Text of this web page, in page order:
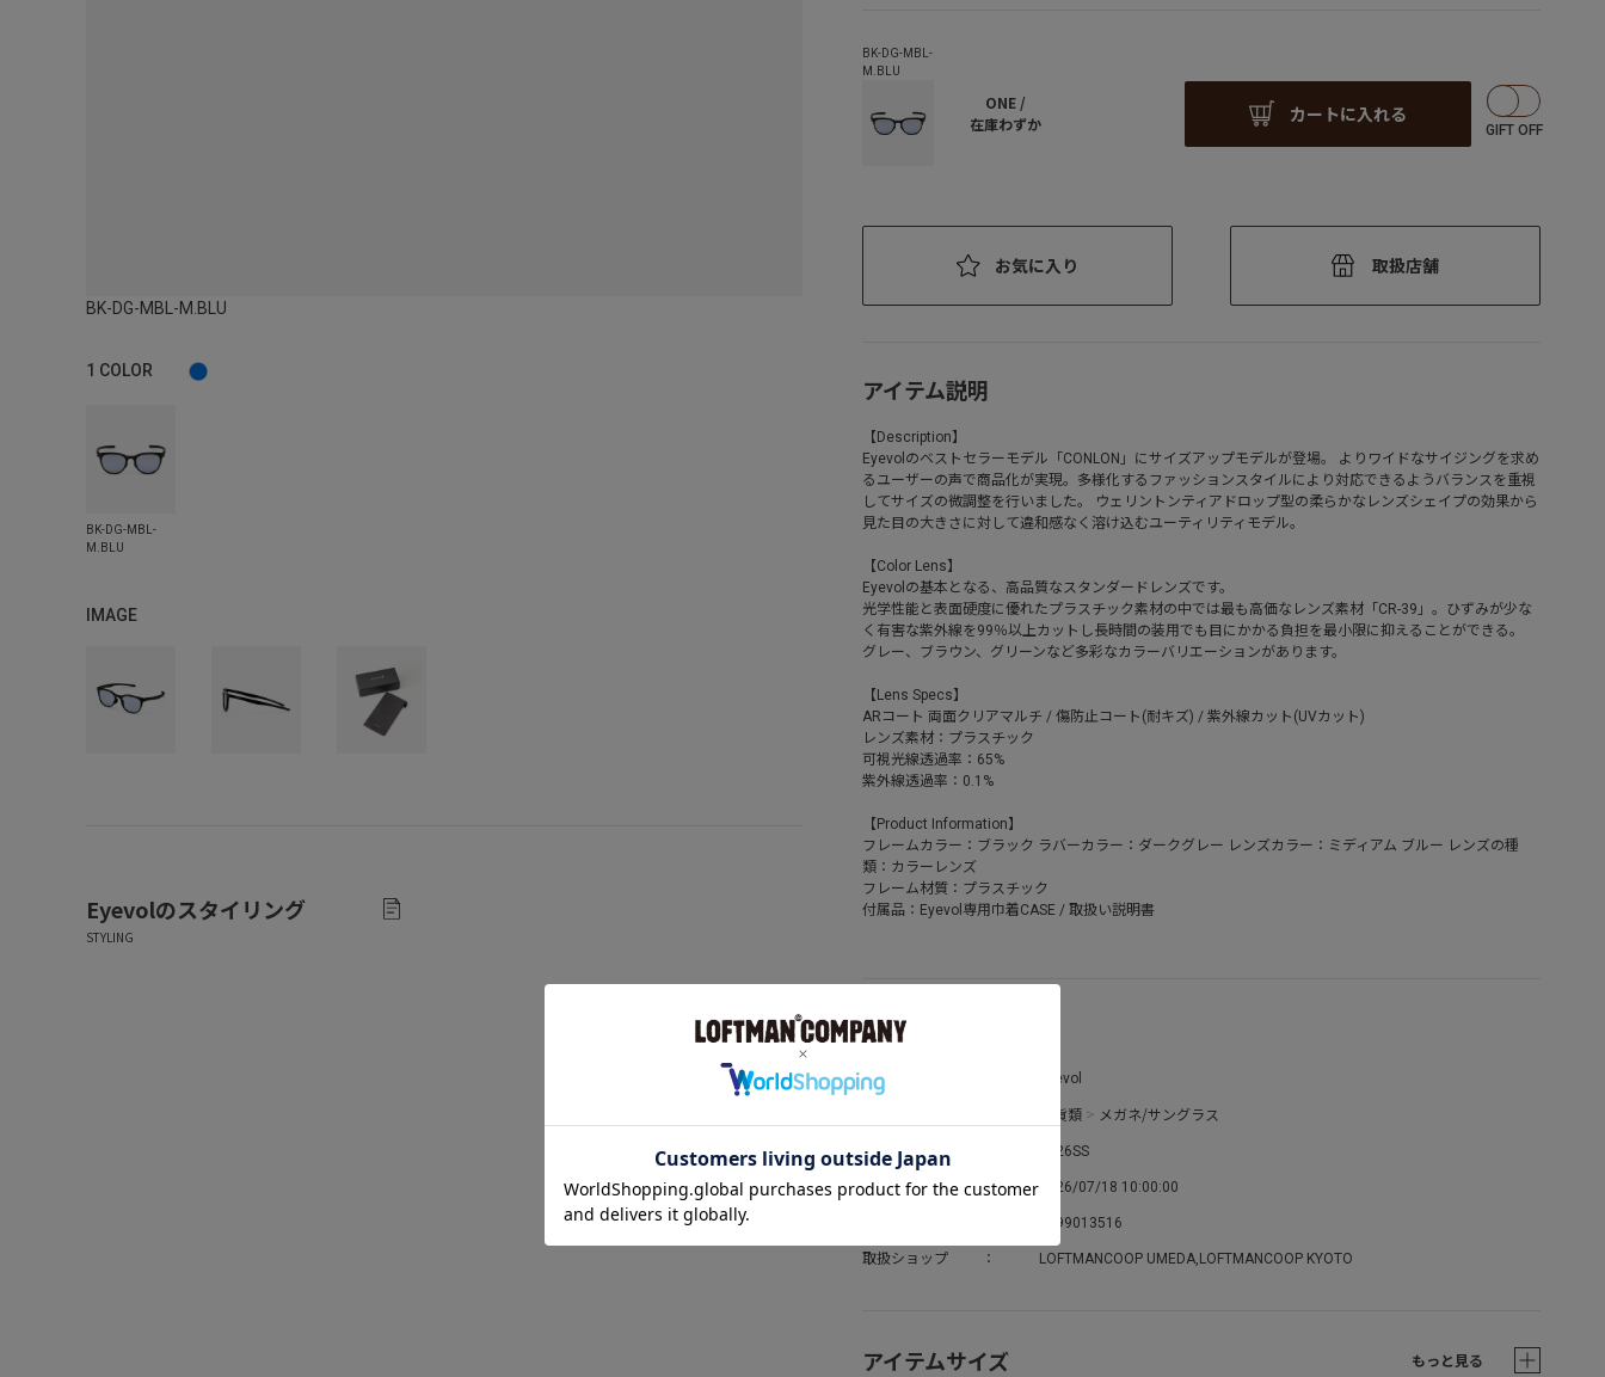
BK-DG-MBL-M.BLU
1 COLOR
IMAGE
Eyevolのスタイリング
ONE /
在庫わずか
カートに入れる
お気に入り 取扱店舗
アイテム説明
【Description】
Eyevolのベストセラーモデル「CONLON」にサイズアップモデルが登場。 よりワイドなサイジングを求め
るユーザーの声で商品化が実現。多様化するファッションスタイルにより対応できるようバランスを重視
してサイズの微調整を行いました。 ウェリントンティアドロップ型の柔らかなレンズシェイプの効果から
見た目の大きさに対して違和感なく溶け込むユーティリティモデル。
【Color Lens】
Eyevolの基本となる、高品質なスタンダードレンズです。
光学性能と表面硬度に優れたプラスチック素材の中では最も高価なレンズ素材「CR-39」。ひずみが少な
く有害な紫外線を99％以上カットし長時間の装用でも目にかかる負担を最小限に抑えることができる。
グレー、ブラウン、グリーンなど多彩なカラーバリエーションがあります。
【Lens Specs】
ARコート 両面クリアマルチ / 傷防止コート(耐キズ) / 紫外線カット(UVカット)
レンズ素材：プラスチック
可視光線透過率：65%
紫外線透過率：0.1%
【Product Information】
フレームカラー：ブラック ラバーカラー：ダークグレー レンズカラー：ミディアム ブルー レンズの種
類：カラーレンズ
フレーム材質：プラスチック
付属品：Eyevol専用巾着CASE / 取扱い説明書
アイテム詳細
ブランド Eyevol
雑貨類 > メガネ/サングラス
シーズン 2026SS
発売日 2026/07/18 10:00:00
3999013516
取扱ショップ LOFTMANCOOP UMEDA,LOFTMANCOOP KYOTO
アイテムサイズ もっと見る